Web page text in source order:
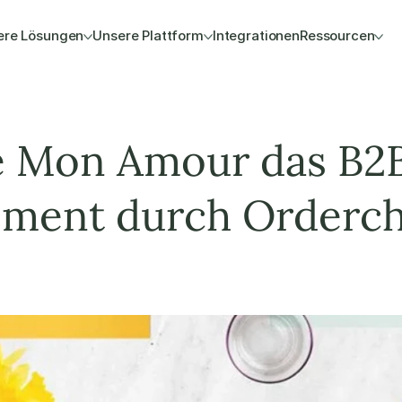
Lösungen Unsere Plattform IntegrationenRessourcen
Amour das
durch